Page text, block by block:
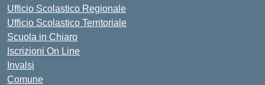
Ufficio Scolastico Regionale
Ufficio Scolastico Territoriale
Scuola in Chiaro
Iscrizioni On Line
Invalsi
Comune